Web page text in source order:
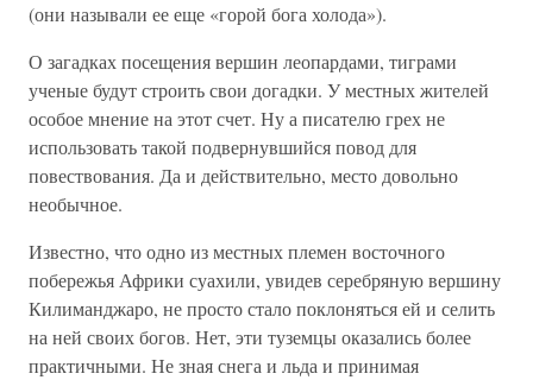
(они называли ее еще «горой бога холода»).
О загадках посещения вершин леопардами, тиграми
ученые будут строить свои догадки. У местных жителей
особое мнение на этот счет. Ну а писателю грех не
использовать такой подвернувшийся повод для
повествования. Да и действительно, место довольно
необычное.
Известно, что одно из местных племен восточного
побережья Африки суахили, увидев серебряную вершину
Килиманджаро, не просто стало поклоняться ей и селить
на ней своих богов. Нет, эти туземцы оказались более
практичными. Не зная снега и льда и принимая